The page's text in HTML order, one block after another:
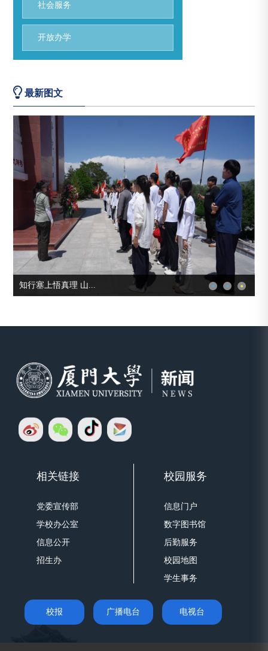
社会服务
开放办学
最新图文
知行塞上悟真理 山...
相关链接
党委宣传部
学校办公室
信息公开
招生办
校园服务
信息门户
数字图书馆
后勤服务
校园地图
学生事务
校报 广播电台 电视台